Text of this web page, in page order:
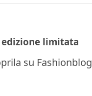
edizione limitata
su Fashionblog